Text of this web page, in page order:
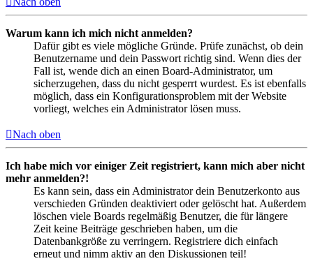
Warum kann ich mich nicht anmelden?
Dafür gibt es viele mögliche Gründe. Prüfe zunächst, ob dein
Benutzername und dein Passwort richtig sind. Wenn dies der
Fall ist, wende dich an einen Board-Administrator, um
sicherzugehen, dass du nicht gesperrt wurdest. Es ist ebenfalls
möglich, dass ein Konfigurationsproblem mit der Website
vorliegt, welches ein Administrator lösen muss.
Nach oben
Ich habe mich vor einiger Zeit registriert, kann mich aber nicht
mehr anmelden?!
Es kann sein, dass ein Administrator dein Benutzerkonto aus
verschieden Gründen deaktiviert oder gelöscht hat. Außerdem
löschen viele Boards regelmäßig Benutzer, die für längere
Zeit keine Beiträge geschrieben haben, um die
Datenbankgröße zu verringern. Registriere dich einfach
erneut und nimm aktiv an den Diskussionen teil!